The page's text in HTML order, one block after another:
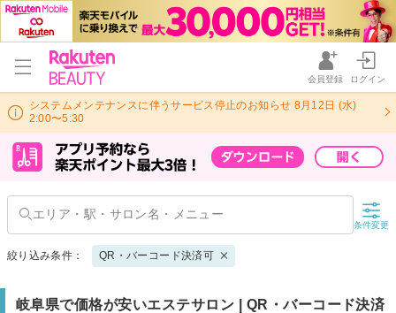
会員登録 ログイン
システムメンテナンスに伴うサービス停止のお知らせ 8月12日 (水)
2:00〜5:30
条件変更
絞り込み条件： QR・バーコード決済可
岐阜県で価格が安いエステサロン | QR・バーコード決済